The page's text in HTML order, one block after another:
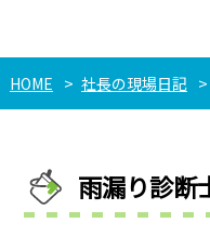
HOME 社長の現場日記
雨漏り診断